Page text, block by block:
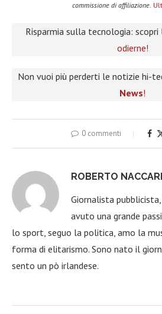
commissione di affiliazione.
Risparmia sulla tecnologia: scopri
odierne!
Non vuoi più perderti le notizie hi-
News!
0 commenti
ROBERTO
Giornalista
avuto una grande
lo sport, seguo la politica, amo la
forma di elitarismo. Sono nato il
sento un pò irlandese.